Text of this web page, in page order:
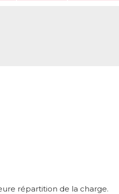
répartition de la charge.